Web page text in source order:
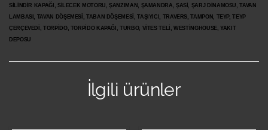
SİLİNDİR KAPAĞI, SİLECEK MOTORU, ŞANZIMAN, ŞAMANDRA, ŞASİ, ŞARJ DİNAMOSU, TAVAN
LAMBASI, TAVAN DÖŞEMESİ, TABAN DÖŞEMESİ, TAŞIYICI, TRAVERS, TAMPON, TEYP, TEYP
ÇERÇEVEDİ, TORPİDO, TORPİDO KAPAĞI, TURBO, VİTES TELİ, WESTİNGHOUSE, YAKIT
DEPOSU
İlgili ürünler